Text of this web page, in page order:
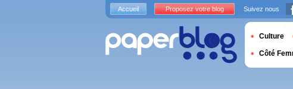
Accueil Proposez votre blog Suivez nous
Culture
Côté